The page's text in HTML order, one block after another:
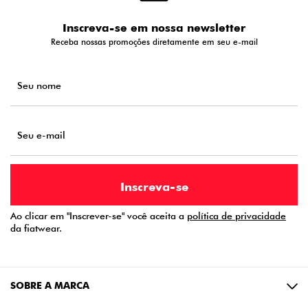
Inscreva-se em nossa newsletter
Receba nossas promoções diretamente em seu e-mail
Ao clicar em "Inscrever-se" você aceita a política de privacidade
da fiatwear.
SOBRE A MARCA